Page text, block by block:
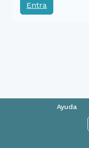
Entra
Ayuda